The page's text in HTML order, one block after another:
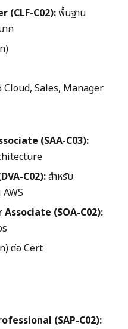
(CLF-C02):พื้นฐาน
าก
)
Cloud, Sales, Manager
(SAA-C03):
C02):สำหรับ
(SOA-C02):
) ต่อ Cert
(SAP-C02):